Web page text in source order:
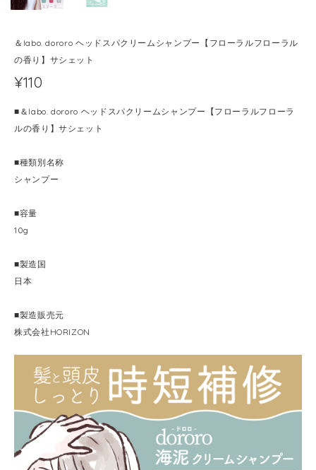
＆labo. dororo ヘッドスパクリームシャンプー【フローラルフローラル
の香り】サシェット
¥110
■＆labo. dororo ヘッドスパクリームシャンプー【フローラルフローラ
ルの香り】サシェット
■種類別名称
シャンプー
■容量
10g
■製造国
日本
■製造販売元
株式会社HORIZON